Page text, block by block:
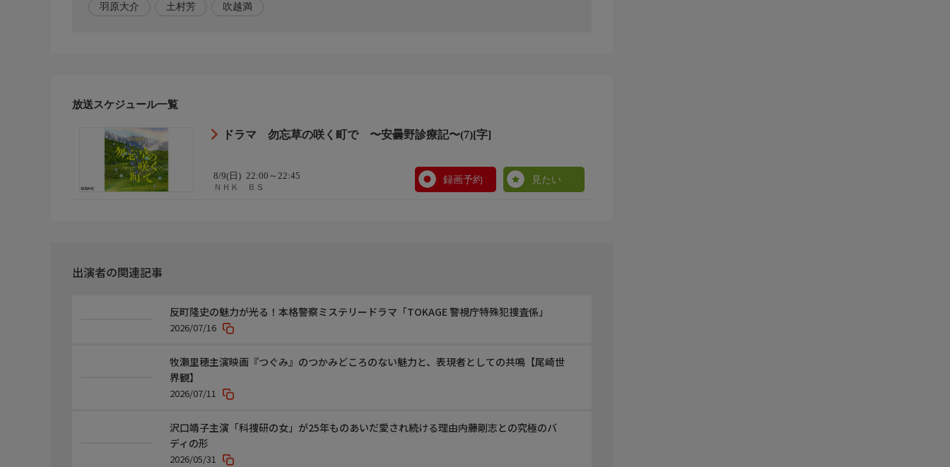
羽原大介 土村芳 吹越満
放送スケジュール一覧
ドラマ 勿忘草の咲く町で 〜安曇野診療記〜(7)[字]
8/9(日) 22:00～22:45
ＮＨＫ ＢＳ
録画予約 見たい
出演者の関連記事
反町隆史の魅力が光る！本格警察ミステリードラマ「TOKAGE 警視庁特殊犯捜査係」
2026/07/16
牧瀬里穂主演映画『つぐみ』のつかみどころのない魅力と、表現者としての共鳴【尾崎世
界観】
2026/07/11
沢口靖子主演「科捜研の女」が25年ものあいだ愛され続ける理由――内藤剛志との究極のバ
ディの形
2026/05/31